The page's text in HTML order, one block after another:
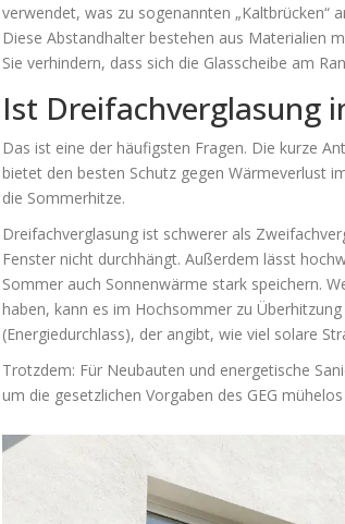
verwendet, was zu sogenannten
Diese Abstandhalter bestehen aus Materialien
Sie verhindern, dass sich die Glasscheibe am
Ist Dreifachverglasung
Das ist eine der häufigsten Fragen. Die kurze
bietet den besten Schutz gegen Wärmeverlust
die Sommerhitze.
Dreifachverglasung ist schwerer als
Fenster nicht durchhängt. Außerdem lässt
Sommer auch Sonnenwärme stark speichern.
haben, kann es im Hochsommer zu
(Energiedurchlass), der angibt, wie viel solare
Trotzdem: Für Neubauten und energetische
um die gesetzlichen Vorgaben des GEG